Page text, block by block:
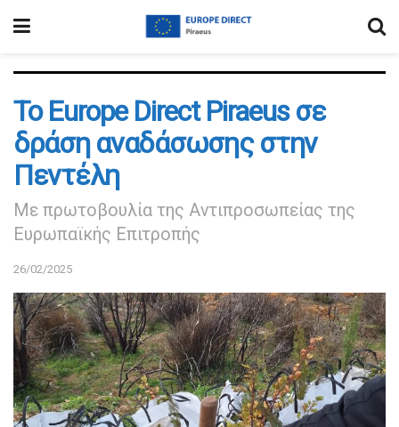
Το Europe Direct Piraeus σε
δράση αναδάσωσης στην
Πεντέλη
Με πρωτοβουλία της Αντιπροσωπείας της
Ευρωπαϊκής Επιτροπής
26/02/2025